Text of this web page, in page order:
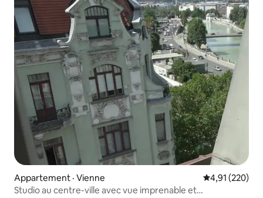
Appartement · Vienne Note
4,91 (220)
Studio au centre-ville avec vue imprenable et